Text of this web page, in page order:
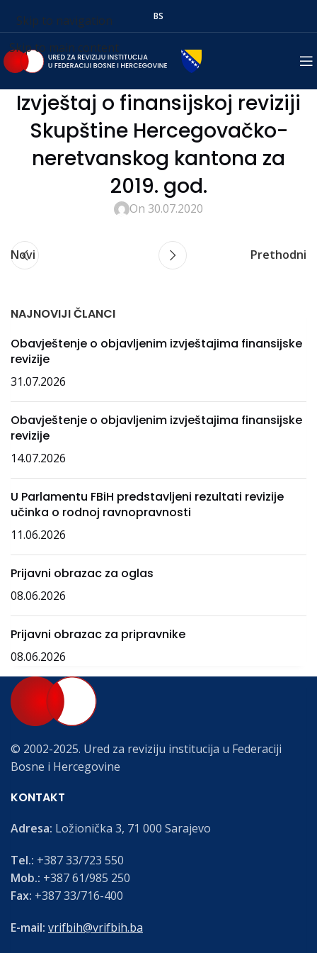
Skip to navigation
Skip to main content
BS
Izvještaj o finansijskoj reviziji
Skupštine Hercegovačko-
neretvanskog kantona za
2019. god.
On 30.07.2020
Novi Prethodni
NAJNOVIJI ČLANCI
Obavještenje o objavljenim izvještajima finansijske
revizije
31.07.2026
Obavještenje o objavljenim izvještajima finansijske
revizije
14.07.2026
U Parlamentu FBiH predstavljeni rezultati revizije
učinka o rodnoj ravnopravnosti
11.06.2026
Prijavni obrazac za oglas
08.06.2026
Prijavni obrazac za pripravnike
08.06.2026
© 2002-2025. Ured za reviziju institucija u Federaciji
Bosne i Hercegovine
KONTAKT
Adresa: Ložionička 3, 71 000 Sarajevo
Tel.: +387 33/723 550
Mob.: +387 61/985 250
Fax: +387 33/716-400
E-mail: vrifbih@vrifbih.ba